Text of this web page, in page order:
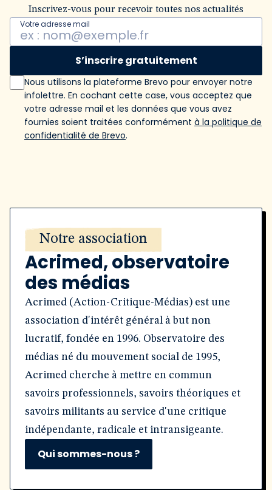
Inscrivez-vous pour recevoir toutes nos actualités
Votre adresse mail
S’inscrire gratuitement
Nous utilisons la plateforme Brevo pour envoyer notre
infolettre. En cochant cette case, vous acceptez que
votre adresse mail et les données que vous avez
fournies soient traitées conformément à la politique de
confidentialité de Brevo.
Notre association
Acrimed, observatoire
des médias
Acrimed (Action-Critique-Médias) est une
association d'intérêt général à but non
lucratif, fondée en 1996. Observatoire des
médias né du mouvement social de 1995,
Acrimed cherche à mettre en commun
savoirs professionnels, savoirs théoriques et
savoirs militants au service d'une critique
indépendante, radicale et intransigeante.
Qui sommes-nous ?